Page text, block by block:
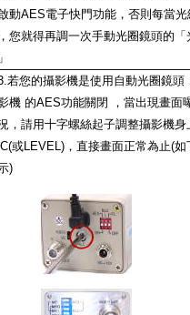
動AES電子快門功能 ，否則每當
您就得再調一次手動光圈鏡頭的「
若您的攝影機是使用 自動光圈鏡頭
機 的AES功能關閉 ，當出現畫面
，請用十字螺絲起子調整攝影機身
或LEVEL)，直接畫面正常為止(如
)